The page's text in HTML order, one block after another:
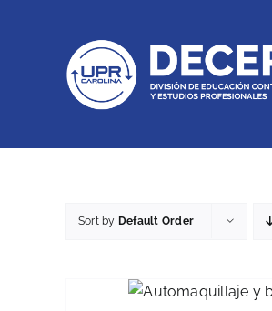
Sort by Default Order